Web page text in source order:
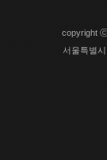
copyright
서울특별